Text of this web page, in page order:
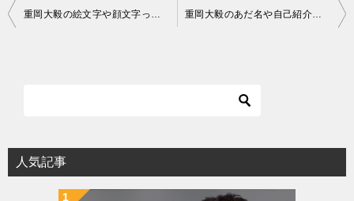
投
シ
重岡大毅の絵文字や顔文字ってある？【ジャニーズWEST】 重岡大毅のあだ名や自己紹介ラップは？【ジャニーズWEST】
人気記事